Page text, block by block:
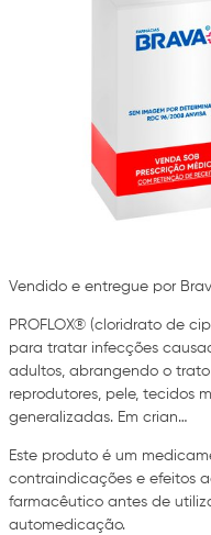
Vendido e entregue por
PROFLOX® (cloridrato de
para tratar infecções
adultos, abrangendo o trato
reprodutores, pele, tecidos
generalizadas. Em crian…
Este produto é um
contraindicações e efeitos
farmacêutico antes de
automedicação.